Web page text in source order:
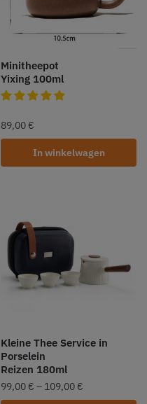
Minitheepot
Yixing 100ml
89,00 €
In winkelwagen
Kleine Thee Service in
Porselein
Reizen 180ml
99,00 € – 109,00 €